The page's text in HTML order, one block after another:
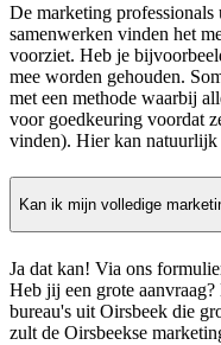
De marketing professionals
samenwerken vinden het
voorziet. Heb je
mee worden gehouden.
met een methode waarbij
voor goedkeuring voordat
vinden). Hier kan
Kan ik mijn volledige
Ja dat kan! Via ons
Heb jij een grote
bureau's uit Oirsbeek die
zult de Oirsbeekse